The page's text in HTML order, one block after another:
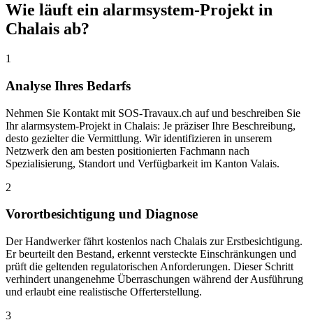
Wie läuft ein alarmsystem-Projekt in
Chalais ab?
1
Analyse Ihres Bedarfs
Nehmen Sie Kontakt mit SOS-Travaux.ch auf und beschreiben Sie
Ihr alarmsystem-Projekt in Chalais: Je präziser Ihre Beschreibung,
desto gezielter die Vermittlung. Wir identifizieren in unserem
Netzwerk den am besten positionierten Fachmann nach
Spezialisierung, Standort und Verfügbarkeit im Kanton Valais.
2
Vorortbesichtigung und Diagnose
Der Handwerker fährt kostenlos nach Chalais zur Erstbesichtigung.
Er beurteilt den Bestand, erkennt versteckte Einschränkungen und
prüft die geltenden regulatorischen Anforderungen. Dieser Schritt
verhindert unangenehme Überraschungen während der Ausführung
und erlaubt eine realistische Offerterstellung.
3